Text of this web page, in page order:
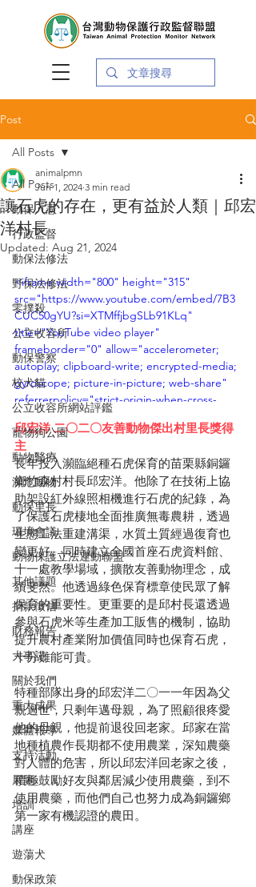
Post
All Posts
動保入憲
行政監督
動保法修法
野保法修法
零撲殺
公立收容所
動保警察
校犬貓
公立收容所網站評鑑
寵物狗公園
動物醫療
瀕危動物
動保里長
環境會議
動物保護立法運動聯盟
其他議題
捐款徵信
財務報告
大事記
關於我們
重大成果
媒體報導
支持活動
展覽
培訓
講座
遊蕩犬
動保政策
All Posts
讓石虎的存在，更有益於人類｜邱宏
洋村長
animalpmn
Jun 1, 2024 3 min read
Updated: Aug 21, 2024
<iframe width="800" height="315"
src="https://www.youtube.com/embed/7B3
CUC50gYU?si=XTMffjbgSLb91KLq"
title="YouTube video player"
frameborder="0" allow="accelerometer;
autoplay; clipboard-write; encrypted-media;
gyroscope; picture-in-picture; web-share"
referrerpolicy="strict-origin-when-cross-
origin" allowfullscreen></iframe>
邱宏洋 二〇二〇友善動物傑出村里長獎得
主
長年投入瀕臨絕種石虎保育的苗栗縣銅鑼
鄉竹森村村長邱宏洋。他除了在技術上協
助架設紅外線照相機進行石虎的紀錄，為
了保護石虎棲地全面推廣無毒農耕，透過
生態工法重建溝渠，水質土質經過復育也
變更好。同時建立全國首座石虎資料館、
十一處教學場域，擴散友善動物理念，成
績斐然。他透過綠色保育標章使民眾了解
保育的重要性。更重要的是邱村長還透過
參與石虎米等生產加工販售的機制，協助
提升農村產業附加價值同時也保育石虎，
十分難能可貴。
特種部隊出身的邱宏洋二〇一一年因為父
親過世，只剩年邁母親，為了照顧很疼愛
他的母親，他提前退役回老家。邱家在當
地種植農作長期都不使用農業，深知農藥
對人體的危害，所以邱宏洋回老家之後，
積極鼓勵好友與鄰居減少使用農藥，到不
使用農藥，而他們自己也努力成為銅鑼鄉
第一家有機認證的農田。